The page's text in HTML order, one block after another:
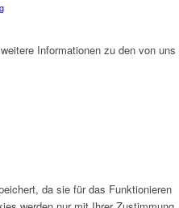
Informationen zu den von uns
da sie für das Funktionieren